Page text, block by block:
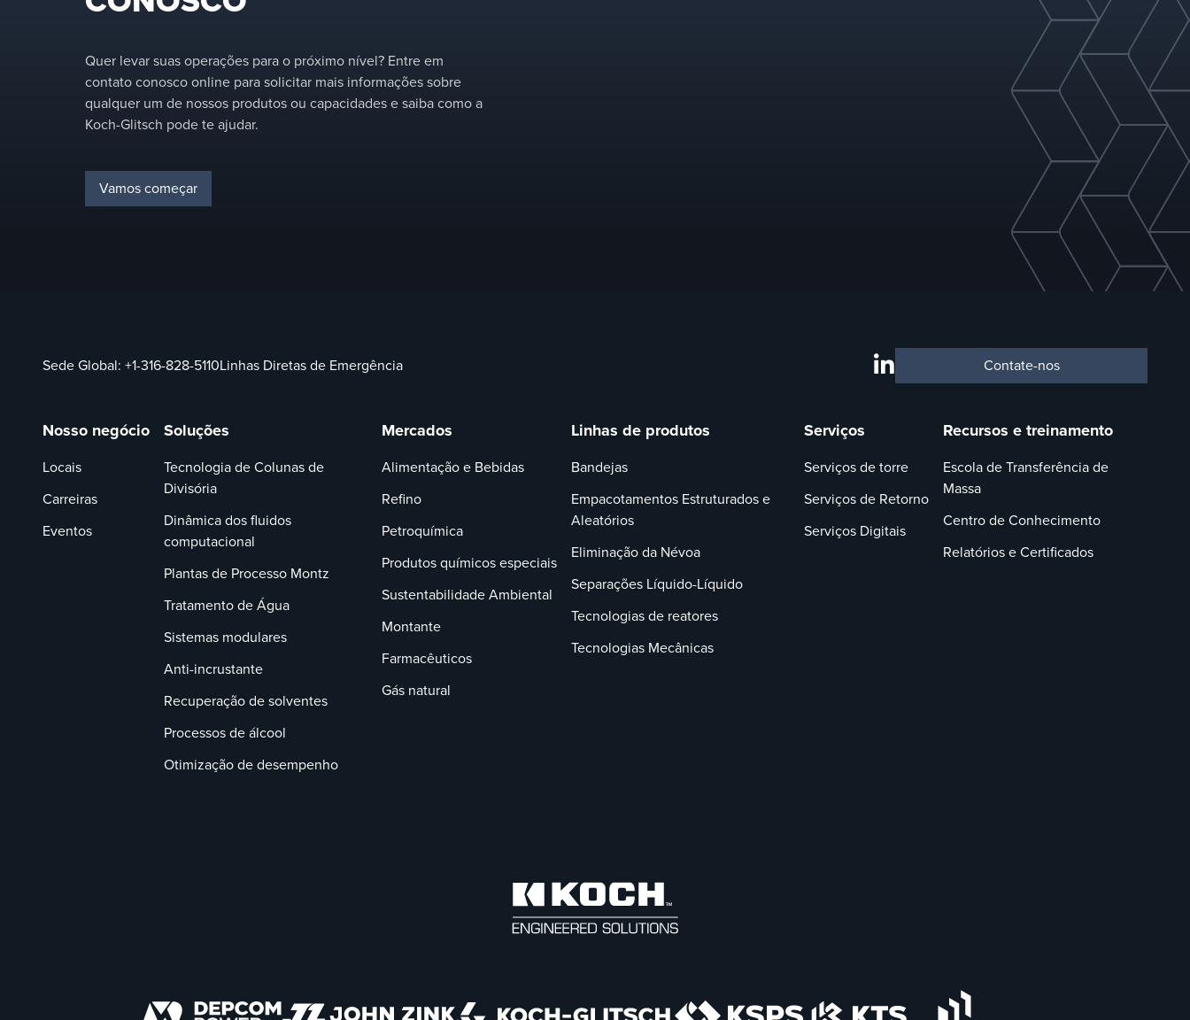
Quer levar suas operações para o próximo nível? Entre em
contato conosco online para solicitar mais informações sobre
qualquer um de nossos produtos ou capacidades e saiba como a
Koch-Glitsch pode te ajudar.
Vamos começar
Sede Global: +1-316-828-5110Linhas Diretas de Emergência Contate-nos
Nosso negócio
Locais
Carreiras
Eventos
Soluções
Tecnologia de Colunas de
Divisória
Dinâmica dos fluidos
computacional
Plantas de Processo Montz
Tratamento de Água
Sistemas modulares
Anti-incrustante
Recuperação de solventes
Processos de álcool
Otimização de desempenho
Mercados
Alimentação e Bebidas
Refino
Petroquímica
Produtos químicos especiais
Sustentabilidade Ambiental
Montante
Farmacêuticos
Gás natural
Linhas de produtos
Bandejas
Empacotamentos Estruturados e
Aleatórios
Eliminação da Névoa
Separações Líquido-Líquido
Tecnologias de reatores
Tecnologias Mecânicas
Serviços
Serviços de torre
Serviços de Retorno
Serviços Digitais
Recursos e treinamento
Escola de Transferência de
Massa
Centro de Conhecimento
Relatórios e Certificados